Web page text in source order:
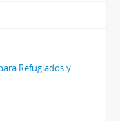
Refugiados y